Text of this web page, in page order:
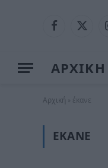
Facebook
X
ΑΡΧΙΚΗ
Αρχική έκανε
ΈΚΑΝΕ